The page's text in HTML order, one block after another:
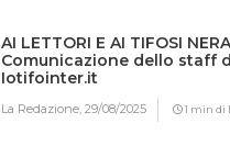
AI LETTORI E AI TIFOSI
Comunicazione dello staff
Iotifointer.it
La Redazione,29/08/2025 1 min di